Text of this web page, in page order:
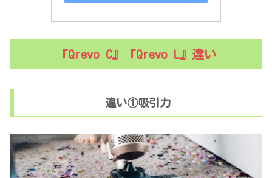
『Qrevo C』『Qrevo L』違い
違い①吸引力